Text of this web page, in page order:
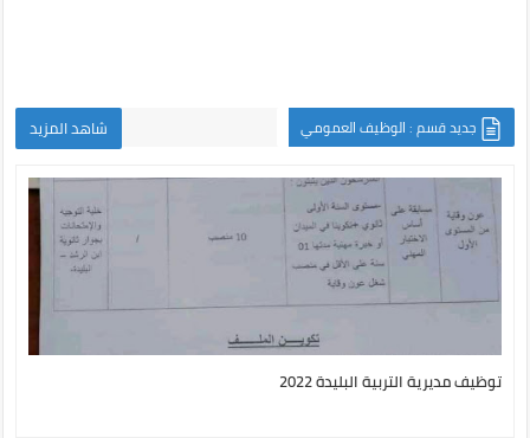
جديد قسم : الوظيف العمومي شاهد المزيد
توظيف مديرية التربية البليدة 2022